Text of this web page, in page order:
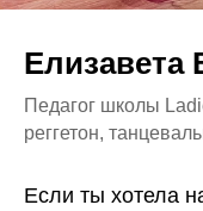
Елизавета
Педагог школы
реггетон,
Если ты хотела